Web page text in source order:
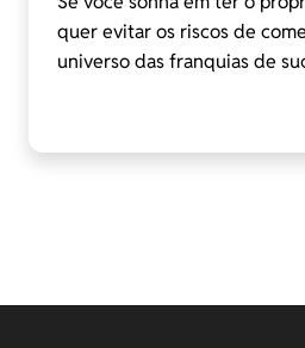
quer evitar os riscos de
universo das franquias de